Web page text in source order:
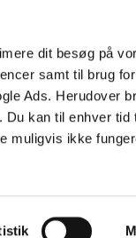
dit besøg på
samt til brug
Ads. Herudover
Du kan til enhver
ikke
Kontakt
+45 70 24 00